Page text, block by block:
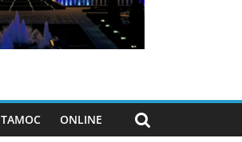
ТАМОС ONLINE